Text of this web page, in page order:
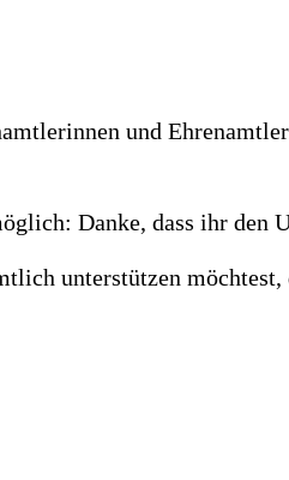
und
Danke, dass ihr den
unterstützen